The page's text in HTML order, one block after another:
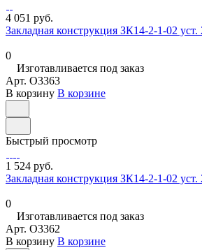
4 051 руб.
Закладная конструкция ЗК14-2-1-02 уст.
0
Изготавливается под заказ
Арт. O3363
В корзину В корзине
Быстрый просмотр
1 524 руб.
Закладная конструкция ЗК14-2-1-02 уст.
0
Изготавливается под заказ
Арт. O3362
В корзину В корзине